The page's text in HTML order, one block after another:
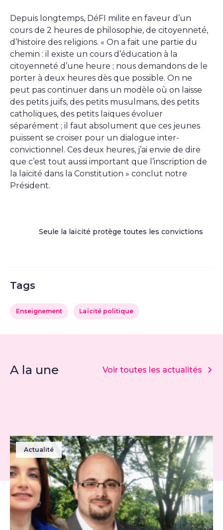
Depuis longtemps, DéFI milite en faveur d’un
cours de 2 heures de philosophie, de citoyenneté,
d’histoire des religions. « On a fait une partie du
chemin : il existe un cours d’éducation à la
citoyenneté d’une heure ; nous demandons de le
porter à deux heures dès que possible. On ne
peut pas continuer dans un modèle où on laisse
des petits juifs, des petits musulmans, des petits
catholiques, des petits laïques évoluer
séparément ; il faut absolument que ces jeunes
puissent se croiser pour un dialogue inter-
convictionnel. Ces deux heures, j’ai envie de dire
que c’est tout aussi important que l’inscription de
la laïcité dans la Constitution » conclut notre
Président.
Seule la laïcité protège toutes les convictions
Tags
Enseignement Laïcité politique
A la une Voir toutes les actualités
Actualité